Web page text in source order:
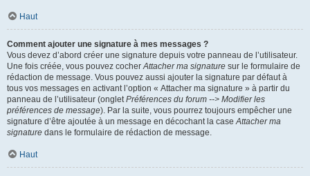
Haut
Comment ajouter une signature à mes messages ?
Vous devez d’abord créer une signature depuis votre panneau de l’utilisateur.
Une fois créée, vous pouvez cocherAttacher ma signature sur le formulaire de
rédaction de message. Vous pouvez aussi ajouter la signature par défaut à
tous vos messages en activant l’option « Attacher ma signature » à partir du
panneau de l’utilisateur (ongletPréférences du forum --> Modifier les
préférences de message). Par la suite, vous pourrez toujours empêcher une
signature d’être ajoutée à un message en décochant la caseAttacher ma
signature dans le formulaire de rédaction de message.
Haut